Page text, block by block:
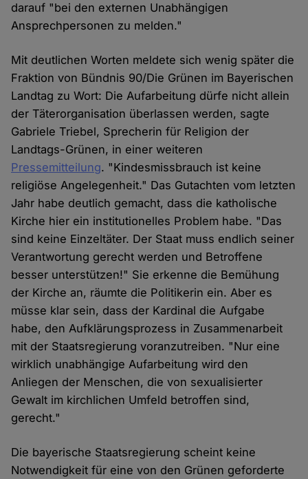
darauf "bei den externen Unabhängigen
Ansprechpersonen zu melden."
Mit deutlichen Worten meldete sich wenig später die
Fraktion von Bündnis 90/Die Grünen im Bayerischen
Landtag zu Wort: Die Aufarbeitung dürfe nicht allein
der Täterorganisation überlassen werden, sagte
Gabriele Triebel, Sprecherin für Religion der
Landtags-Grünen, in einer weiteren
Pressemitteilung. "Kindesmissbrauch ist keine
religiöse Angelegenheit." Das Gutachten vom letzten
Jahr habe deutlich gemacht, dass die katholische
Kirche hier ein institutionelles Problem habe. "Das
sind keine Einzeltäter. Der Staat muss endlich seiner
Verantwortung gerecht werden und Betroffene
besser unterstützen!" Sie erkenne die Bemühung
der Kirche an, räumte die Politikerin ein. Aber es
müsse klar sein, dass der Kardinal die Aufgabe
habe, den Aufklärungsprozess in Zusammenarbeit
mit der Staatsregierung voranzutreiben. "Nur eine
wirklich unabhängige Aufarbeitung wird den
Anliegen der Menschen, die von sexualisierter
Gewalt im kirchlichen Umfeld betroffen sind,
gerecht."
Die bayerische Staatsregierung scheint keine
Notwendigkeit für eine von den Grünen geforderte